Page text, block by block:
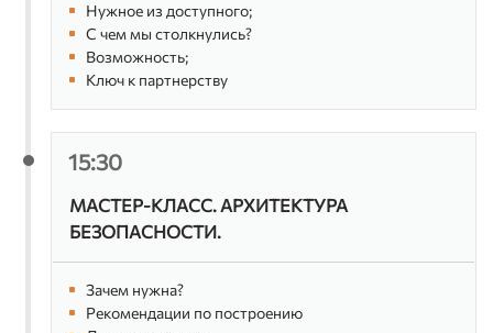
Нужное из доступного;
С чем мы столкнулись?
Возможность;
Ключ к партнерству
15:30
МАСТЕР-КЛАСС. АРХИТЕКТУРА
БЕЗОПАСНОСТИ.
Зачем нужна?
Рекомендации по построению